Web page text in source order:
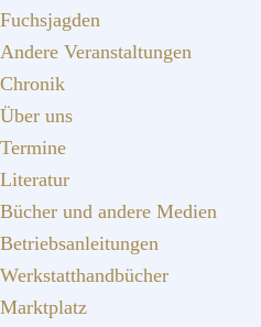
Fuchsjagden
Andere Veranstaltungen
Chronik
Über uns
Termine
Literatur
Bücher und andere Medien
Betriebsanleitungen
Werkstatthandbücher
Marktplatz